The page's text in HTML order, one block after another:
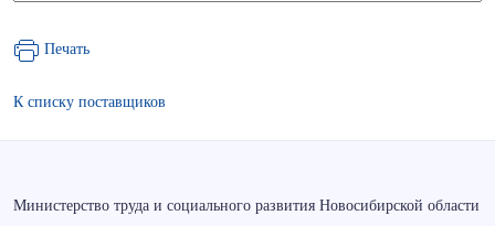
Печать
К списку поставщиков
Министерство труда и социального развития Новосибирской области